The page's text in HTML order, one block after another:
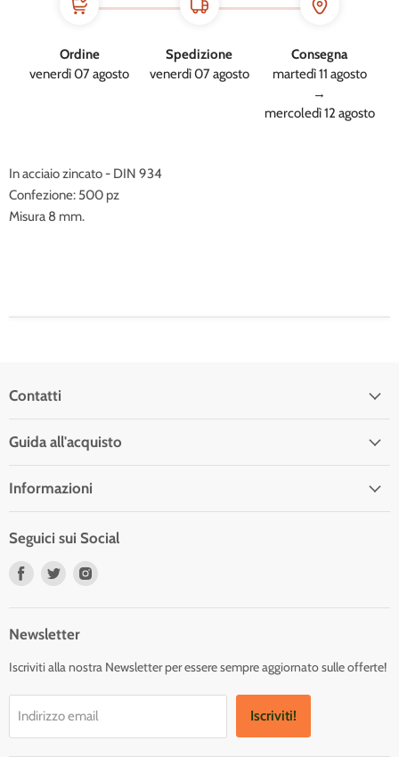
Ordine
venerdì 07 agosto
Spedizione
venerdì 07 agosto
Consegna
martedì 11 agosto
→
mercoledì 12 agosto
In acciaio zincato - DIN 934
Confezione: 500 pz
Misura 8 mm.
Contatti
Guida all'acquisto
Informazioni
Seguici sui Social
Trovaci
Trovaci
Newsletter
Iscriviti alla nostra Newsletter per essere sempre aggiornato sulle offerte!
Indirizzo email Iscriviti!